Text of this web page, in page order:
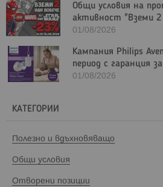
Общи условия на
активност "Вземи 2
Marvel и/или LEGO
01/08/2026
Кампания Philips
период с гаранция
01/08/2026
КАТЕГОРИИ
Полезно и вдъхновяващо
Общи условия
Отворени позиции